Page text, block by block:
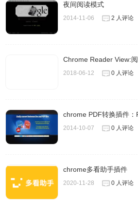
夜间阅读模式
2014-11-06 2 人评论
Chrome Reader View:
2018-06-12 0 人评论
chrome PDF转换插件：
2014-10-07 0 人评论
chrome多看助手插件
2020-11-28 0 人评论